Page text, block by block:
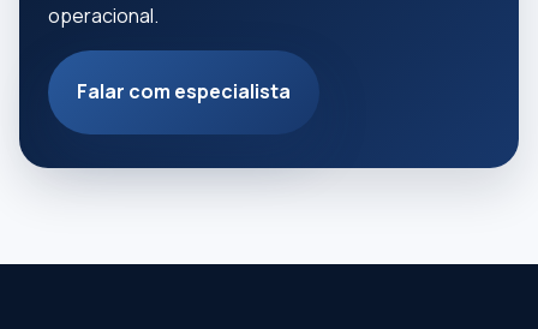
operacional.
Falar com especialista